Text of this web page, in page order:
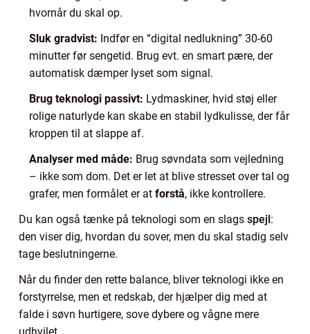
hvornår du skal op.
Sluk gradvist: Indfør en “digital nedlukning” 30-60
minutter før sengetid. Brug evt. en smart pære, der
automatisk dæmper lyset som signal.
Brug teknologi passivt: Lydmaskiner, hvid støj eller
rolige naturlyde kan skabe en stabil lydkulisse, der får
kroppen til at slappe af.
Analyser med måde: Brug søvndata som vejledning
– ikke som dom. Det er let at blive stresset over tal og
grafer, men formålet er at forstå, ikke kontrollere.
Du kan også tænke på teknologi som en slags spejl:
den viser dig, hvordan du sover, men du skal stadig selv
tage beslutningerne.
Når du finder den rette balance, bliver teknologi ikke en
forstyrrelse, men et redskab, der hjælper dig med at
falde i søvn hurtigere, sove dybere og vågne mere